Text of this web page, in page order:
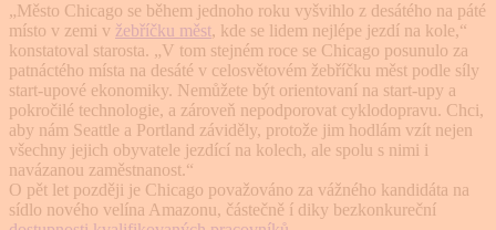
„Město Chicago se během jednoho roku vyšvihlo z desátého na páté
místo v zemi v žebříčku měst, kde se lidem nejlépe jezdí na kole,“
konstatoval starosta. „V tom stejném roce se Chicago posunulo za
patnáctého místa na desáté v celosvětovém žebříčku měst podle síly
start-upové ekonomiky. Nemůžete být orientovaní na start-upy a
pokročilé technologie, a zároveň nepodporovat cyklodopravu. Chci,
aby nám Seattle a Portland záviděly, protože jim hodlám vzít nejen
všechny jejich obyvatele jezdící na kolech, ale spolu s nimi i
navázanou zaměstnanost.“
O pět let později je Chicago považováno za vážného kandidáta na
sídlo nového velína Amazonu, částečně í diky bezkonkureční